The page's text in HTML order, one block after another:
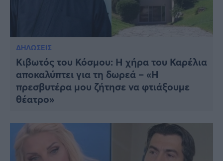
ΔΗΛΩΣΕΙΣ
Κιβωτός του Κόσμου: Η χήρα του Καρέλια
αποκαλύπτει για τη δωρεά – «Η
πρεσβυτέρα μου ζήτησε να φτιάξουμε
θέατρο»